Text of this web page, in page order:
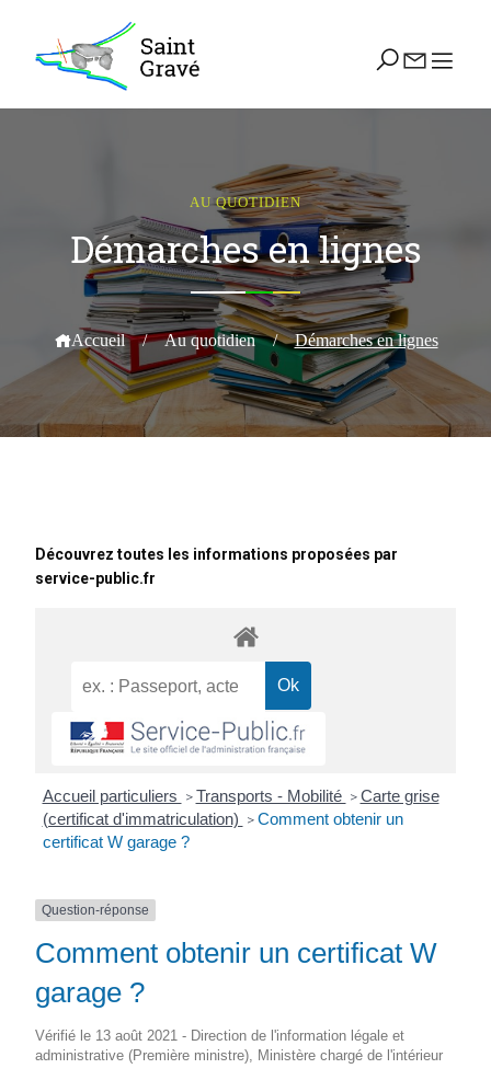
AU QUOTIDIEN
Démarches en lignes
Accueil / Au quotidien / Démarches en lignes
Découvrez toutes les informations proposées par
service-public.fr
Accueil particuliers > Transports - Mobilité > Carte grise
(certificat d'immatriculation) > Comment obtenir un
certificat W garage ?
Question-réponse
Comment obtenir un certificat W
garage ?
Vérifié le 13 août 2021 - Direction de l'information légale et
administrative (Première ministre), Ministère chargé de l'intérieur